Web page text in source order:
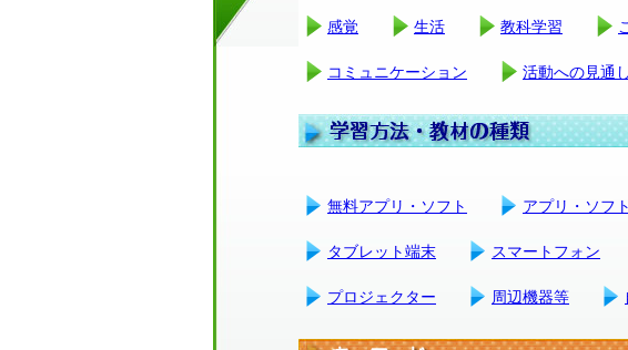
感覚 生活 教科学習
コミュニケーション 活動への見通し
無料アプリ・ソフト
アプリ・ソフ
タブレット端末 スマートフォン
プロジェクター 周辺機器等